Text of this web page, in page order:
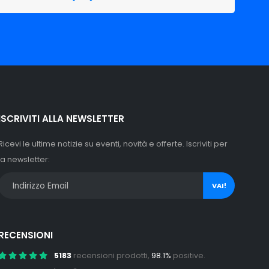
ALLA NEWSLETTER
le ultime notizie su eventi, novità e offerte. Iscriviti per
newsletter:
VAI!
5183recensioni prodotti, 98.1% positive.